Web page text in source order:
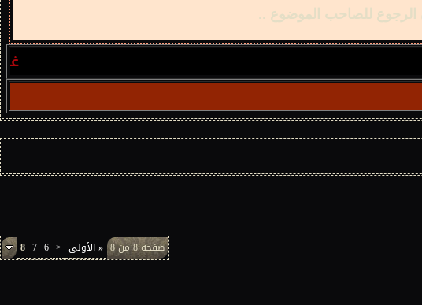
غير مسجل
صفحة 8 من 8 «الأولى <
6
7
8